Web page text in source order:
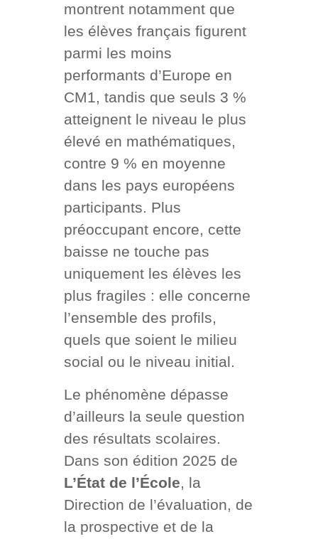
montrent notamment que
les élèves français figurent
parmi les moins
performants d’Europe en
CM1, tandis que seuls 3 %
atteignent le niveau le plus
élevé en mathématiques,
contre 9 % en moyenne
dans les pays européens
participants. Plus
préoccupant encore, cette
baisse ne touche pas
uniquement les élèves les
plus fragiles : elle concerne
l’ensemble des profils,
quels que soient le milieu
social ou le niveau initial.
Le phénomène dépasse
d’ailleurs la seule question
des résultats scolaires.
Dans son édition 2025 de
L’État de l’École , la
Direction de l’évaluation, de
la prospective et de la